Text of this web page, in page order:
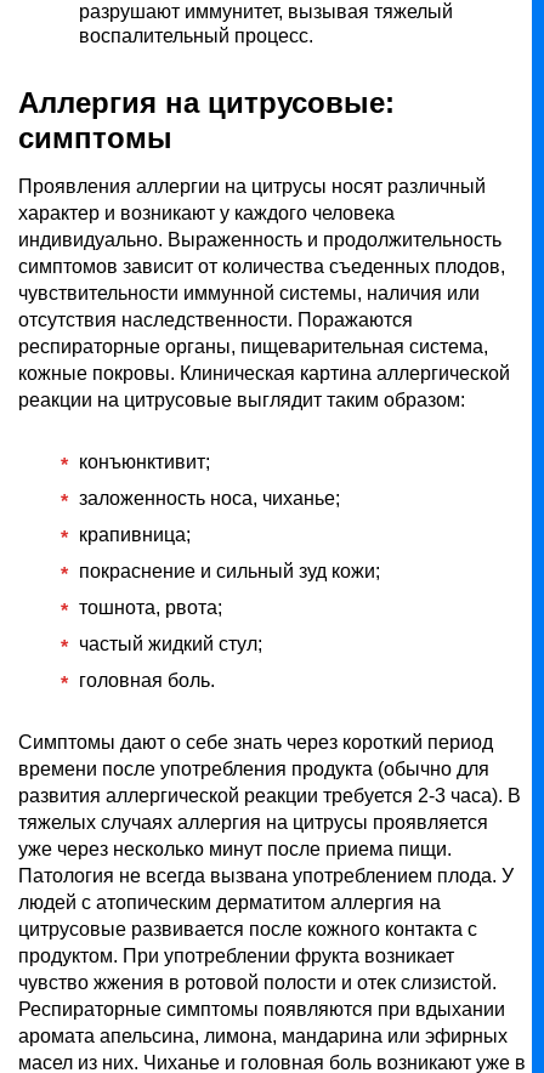
разрушают иммунитет, вызывая тяжелый
воспалительный процесс.
Аллергия на цитрусовые:
симптомы
Проявления аллергии на цитрусы носят различный
характер и возникают у каждого человека
индивидуально. Выраженность и продолжительность
симптомов зависит от количества съеденных плодов,
чувствительности иммунной системы, наличия или
отсутствия наследственности. Поражаются
респираторные органы, пищеварительная система,
кожные покровы. Клиническая картина аллергической
реакции на цитрусовые выглядит таким образом:
конъюнктивит;
заложенность носа, чиханье;
крапивница;
покраснение и сильный зуд кожи;
тошнота, рвота;
частый жидкий стул;
головная боль.
Симптомы дают о себе знать через короткий период
времени после употребления продукта (обычно для
развития аллергической реакции требуется 2-3 часа). В
тяжелых случаях аллергия на цитрусы проявляется
уже через несколько минут после приема пищи.
Патология не всегда вызвана употреблением плода. У
людей с атопическим дерматитом аллергия на
цитрусовые развивается после кожного контакта с
продуктом. При употреблении фрукта возникает
чувство жжения в ротовой полости и отек слизистой.
Респираторные симптомы появляются при вдыхании
аромата апельсина, лимона, мандарина или эфирных
масел из них. Чиханье и головная боль возникают уже в